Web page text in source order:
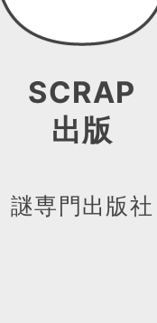
SCRAP
出版
謎専門出版社